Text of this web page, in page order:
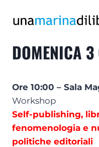
DOMENICA
Ore 10:00 – Sala
Workshop
Self-publishing,
fenomenologia e
politiche editoriali